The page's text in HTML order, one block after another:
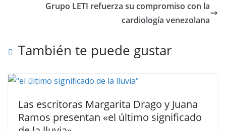
Grupo LETI refuerza su compromiso con la
cardiología venezolana
También te puede gustar
Las escritoras Margarita Drago y Juana
Ramos presentan «el último significado